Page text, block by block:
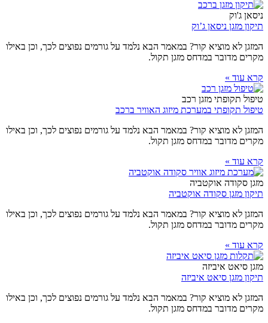
ניסאן ג'וק
תיקון מזגן ניסאן ג’וק
המזגן לא מוציא קור? במאמר הבא נלמד על גורמים נפוצים לכך, וכן באילו
מקרים מדובר במדחס מזגן תקול.
קרא עוד »
טיפול תקופתי מזגן רכב
טיפול תקופתי במערכת מיזוג האוויר ברכב
המזגן לא מוציא קור? במאמר הבא נלמד על גורמים נפוצים לכך, וכן באילו
מקרים מדובר במדחס מזגן תקול.
קרא עוד »
מזגן סקודה אוקטביה
תיקון מזגן סקודה אוקטביה
המזגן לא מוציא קור? במאמר הבא נלמד על גורמים נפוצים לכך, וכן באילו
מקרים מדובר במדחס מזגן תקול.
קרא עוד »
מזגן סיאט איביזה
תיקון מזגן סיאט איביזה
המזגן לא מוציא קור? במאמר הבא נלמד על גורמים נפוצים לכך, וכן באילו
מקרים מדובר במדחס מזגן תקול.